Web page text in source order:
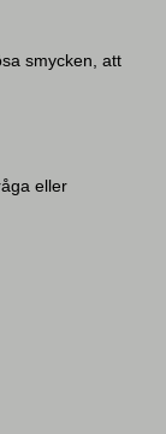
smycken, att
eller